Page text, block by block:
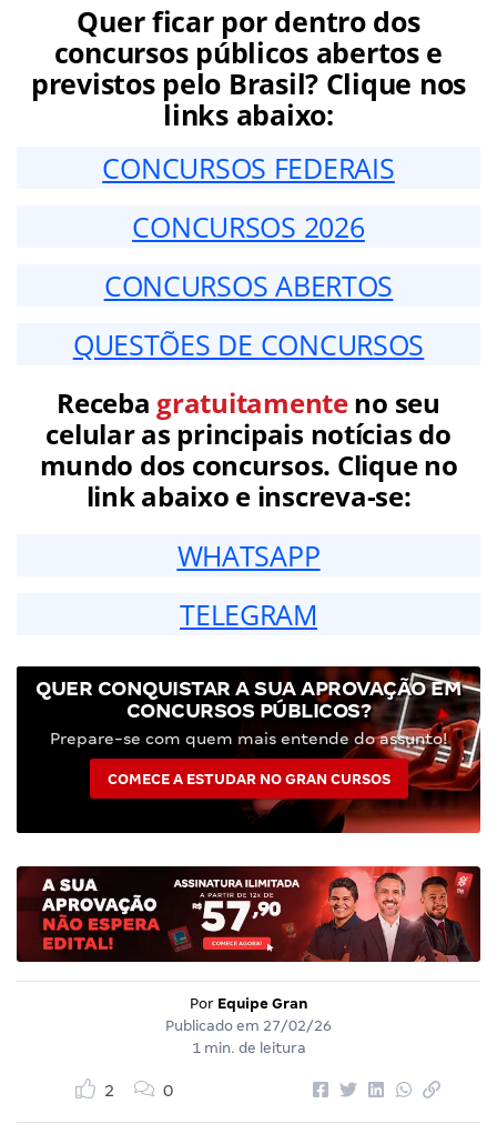
Quer ficar por dentro dos
concursos públicos abertos e
previstos pelo Brasil? Clique nos
links abaixo:
CONCURSOS FEDERAIS
CONCURSOS 2026
CONCURSOS ABERTOS
QUESTÕES DE CONCURSOS
Receba gratuitamenteno seu
celular as principais notícias do
mundo dos concursos. Clique no
link abaixo e inscreva-se:
WHATSAPP
TELEGRAM
QUER CONQUISTAR A SUA APROVAÇÃO EM
CONCURSOS PÚBLICOS?
Prepare-se com quem mais entende do assunto!
COMECE A ESTUDAR NO GRAN CURSOS
Por Equipe Gran
Publicado em 27/02/26
1 min. de leitura
2 0